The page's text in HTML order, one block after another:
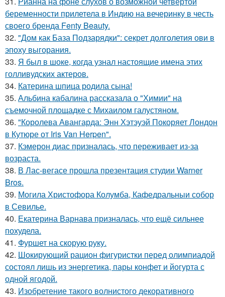
беременности прилетела в Индию на вечеринку в честь
своего бренда Fenty Beauty.
32. "Дом как База Подзарядки": секрет долголетия ови в
эпоху выгорания.
33. Я был в шоке, когда узнал настоящие имена этих
голливудских актеров.
34. Катерина шпица родила сына!
35. Альбина кабалина рассказала о "Химии" на
съемочной площадке с Михаилом галустяном.
36. "Королева Авангарда: Энн Хэтэуэй Покоряет Лондон
в Кутюре от Iris Van Herpen".
37. Кэмерон диас призналась, что переживает из-за
возраста.
38. В Лас-вегасе прошла презентация студии Warner
Bros.
39. Могила Христофора Колумба, Кафедральныи собор
в Севилье.
40. Екатерина Варнава призналась, что ещё сильнее
похудела.
41. Фуршет на скорую руку.
42. Шокирующий рацион фигуристки перед олимпиадой
состоял лишь из энергетика, пары конфет и йогурта с
одной ягодой.
43. Изобретение такого волнистого декоративного